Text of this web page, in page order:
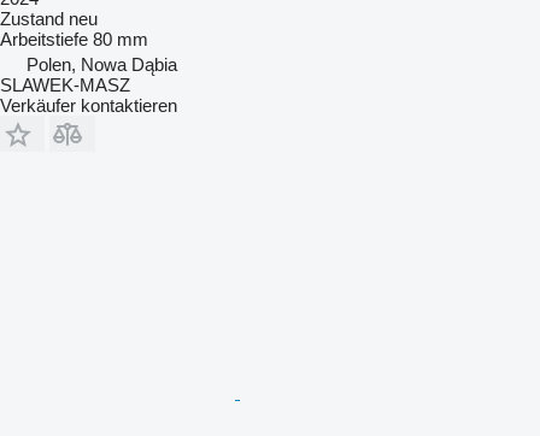
Zustand neu
Arbeitstiefe 80 mm
Polen, Nowa Dąbia
SLAWEK-MASZ
Verkäufer kontaktieren